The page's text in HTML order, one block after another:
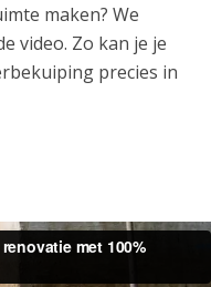
maken? We
video. Zo kan je je
precies in